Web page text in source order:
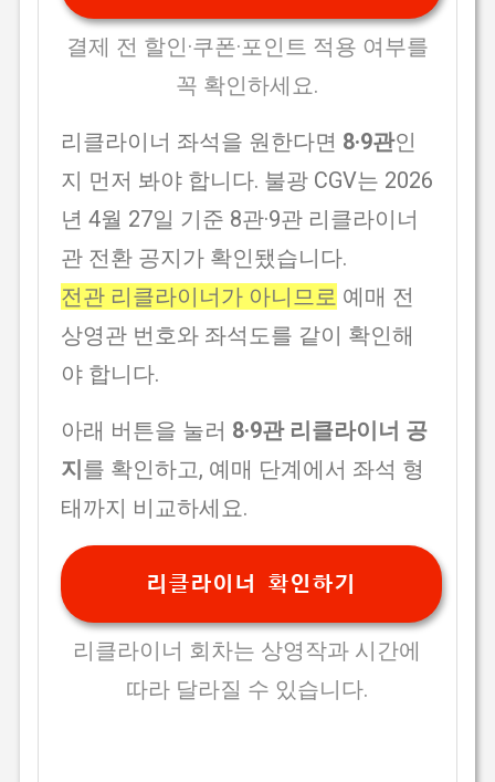
결제 전 할인·쿠폰·포인트 적용 여부를
꼭 확인하세요.
리클라이너 좌석을 원한다면 8·9관인
지 먼저 봐야 합니다. 불광 CGV는 2026
년 4월 27일 기준 8관·9관 리클라이너
관 전환 공지가 확인됐습니다.
전관 리클라이너가 아니므로 예매 전
상영관 번호와 좌석도를 같이 확인해
야 합니다.
아래 버튼을 눌러 8·9관 리클라이너 공
지를 확인하고, 예매 단계에서 좌석 형
태까지 비교하세요.
리클라이너 확인하기
리클라이너 회차는 상영작과 시간에
따라 달라질 수 있습니다.